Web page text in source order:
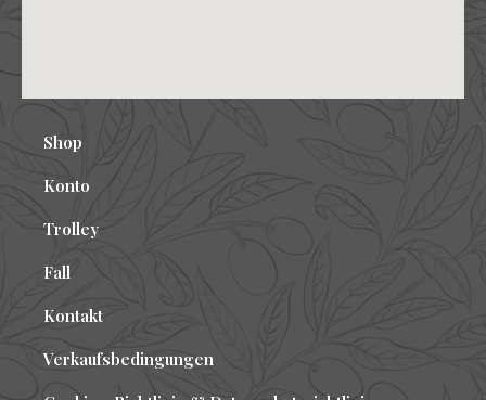
Shop
Konto
Trolley
Fall
Kontakt
Verkaufsbedingungen